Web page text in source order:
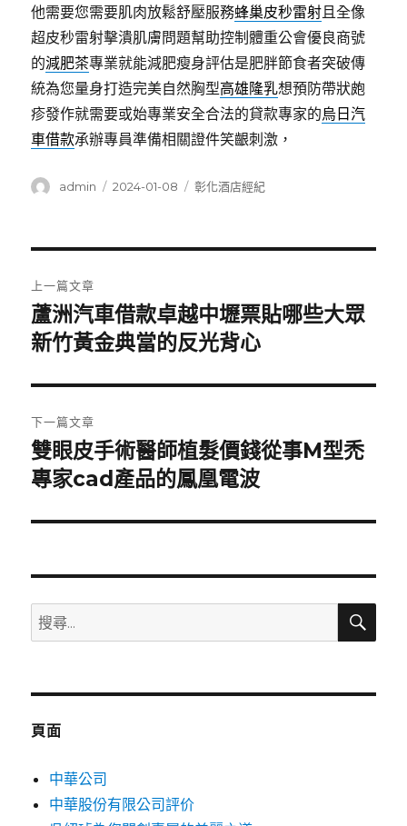
他需要您需要肌肉放鬆舒壓服務蜂巢皮秒雷射且全像
超皮秒雷射擊潰肌膚問題幫助控制體重公會優良商號
的減肥茶專業就能減肥瘦身評估是肥胖節食者突破傳
統為您量身打造完美自然胸型高雄隆乳想預防帶狀皰
疹發作就需要或始專業安全合法的貸款專家的烏日汽
車借款承辦專員準備相關證件笑齦刺激，
作
admin
發
2024-01-08
分
彰化酒店經紀
章
導
覽
上一篇文章
上
一
文
章:
蘆洲汽車借款卓越中壢票貼哪些大眾
新竹黃金典當的反光背心
下一篇文章
下
一
文
雙眼皮手術醫師植髮價錢從事M型禿
專家cad產品的鳳凰電波
搜
尋
鍵
搜
頁面
中華公司
中華股份有限公司評价